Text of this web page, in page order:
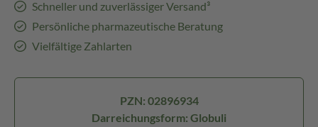
Schneller und zuverlässiger Versand³
Persönliche pharmazeutische Beratung
Vielfältige Zahlarten
PZN: 02896934
Darreichungsform: Globuli